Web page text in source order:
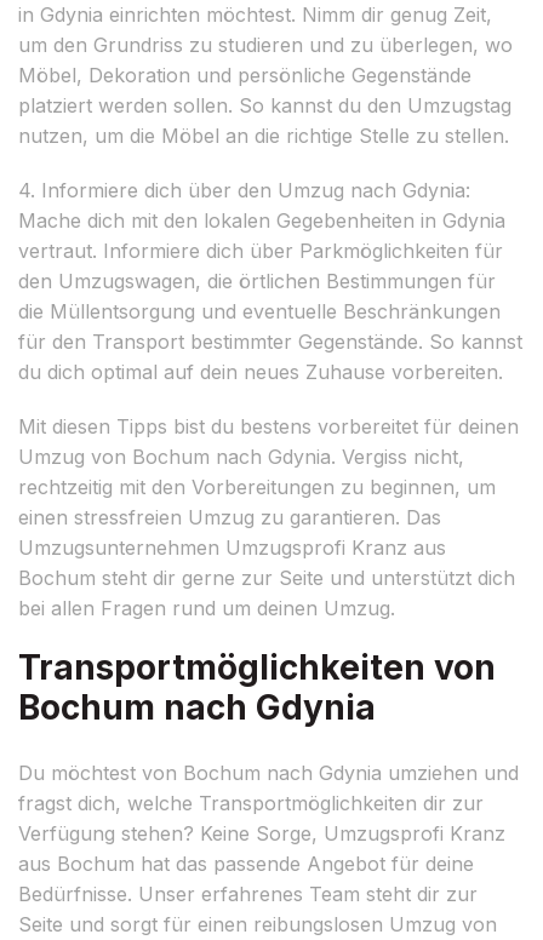
in Gdynia einrichten möchtest. Nimm dir genug Zeit,
um den Grundriss zu studieren und zu überlegen, wo
Möbel, Dekoration und persönliche Gegenstände
platziert werden sollen. So kannst du den Umzugstag
nutzen, um die Möbel an die richtige Stelle zu stellen.
4. Informiere dich über den Umzug nach Gdynia:
Mache dich mit den lokalen Gegebenheiten in Gdynia
vertraut. Informiere dich über Parkmöglichkeiten für
den Umzugswagen, die örtlichen Bestimmungen für
die Müllentsorgung und eventuelle Beschränkungen
für den Transport bestimmter Gegenstände. So kannst
du dich optimal auf dein neues Zuhause vorbereiten.
Mit diesen Tipps bist du bestens vorbereitet für deinen
Umzug von Bochum nach Gdynia. Vergiss nicht,
rechtzeitig mit den Vorbereitungen zu beginnen, um
einen stressfreien Umzug zu garantieren. Das
Umzugsunternehmen Umzugsprofi Kranz aus
Bochum steht dir gerne zur Seite und unterstützt dich
bei allen Fragen rund um deinen Umzug.
Transportmöglichkeiten von
Bochum nach Gdynia
Du möchtest von Bochum nach Gdynia umziehen und
fragst dich, welche Transportmöglichkeiten dir zur
Verfügung stehen? Keine Sorge, Umzugsprofi Kranz
aus Bochum hat das passende Angebot für deine
Bedürfnisse. Unser erfahrenes Team steht dir zur
Seite und sorgt für einen reibungslosen Umzug von